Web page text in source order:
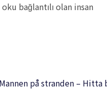
bağlantılı olan insan
Mannen på stranden –